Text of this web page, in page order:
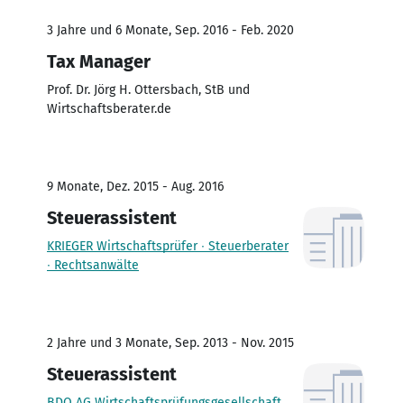
3 Jahre und 6 Monate, Sep. 2016 - Feb. 2020
Tax Manager
Prof. Dr. Jörg H. Ottersbach, StB und
Wirtschaftsberater.de
9 Monate, Dez. 2015 - Aug. 2016
Steuerassistent
KRIEGER Wirtschaftsprüfer ∙ Steuerberater
∙ Rechtsanwälte
2 Jahre und 3 Monate, Sep. 2013 - Nov. 2015
Steuerassistent